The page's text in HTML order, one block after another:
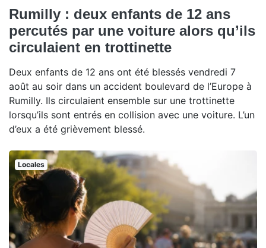
Rumilly : deux enfants de 12 ans
percutés par une voiture alors qu’ils
circulaient en trottinette
Deux enfants de 12 ans ont été blessés vendredi 7
août au soir dans un accident boulevard de l’Europe à
Rumilly. Ils circulaient ensemble sur une trottinette
lorsqu’ils sont entrés en collision avec une voiture. L’un
d’eux a été grièvement blessé.
Locales